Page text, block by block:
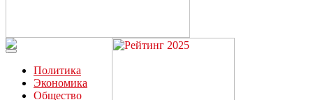
Читайте последние новости дня в Тульской области на сайте
“ЗаНовомосковск”
Политика
Экономика
Общество